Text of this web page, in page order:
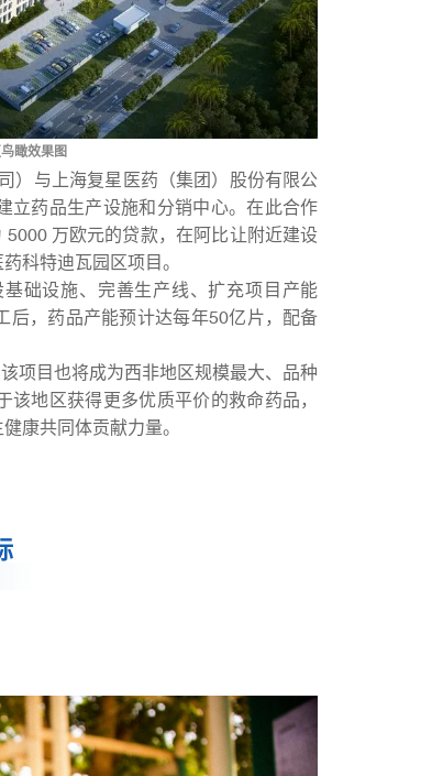
瞰效果图
）与上海复星医药（集团）股份有限公
立药品生产设施和分销中心。在此合作
万欧元的贷款，在阿比让附近建设
科特迪瓦园区项目。
础设施、完善生产线、扩充项目产能
，药品产能预计达每年50亿片，配备
项目也将成为西非地区规模最大、品种
地区获得更多优质平价的救命药品，
康共同体贡献力量。